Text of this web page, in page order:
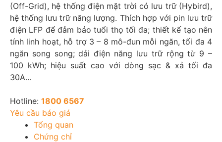
(Off-Grid), hệ thống điện mặt trời có lưu trữ (Hybird),
hệ thống lưu trữ năng lượng. Thích hợp với pin lưu trữ
điện LFP để đảm bảo tuổi thọ tối đa; thiết kế tạo nên
tính linh hoạt, hỗ trợ 3 – 8 mô-đun mỗi ngăn, tối đa 4
ngăn song song; dải điện năng lưu trữ rộng từ 9 –
100 kWh; hiệu suất cao với dòng sạc & xả tối đa
30A…
Hotline: 1800 6567
Yêu cầu báo giá
Tổng quan
Chứng chỉ